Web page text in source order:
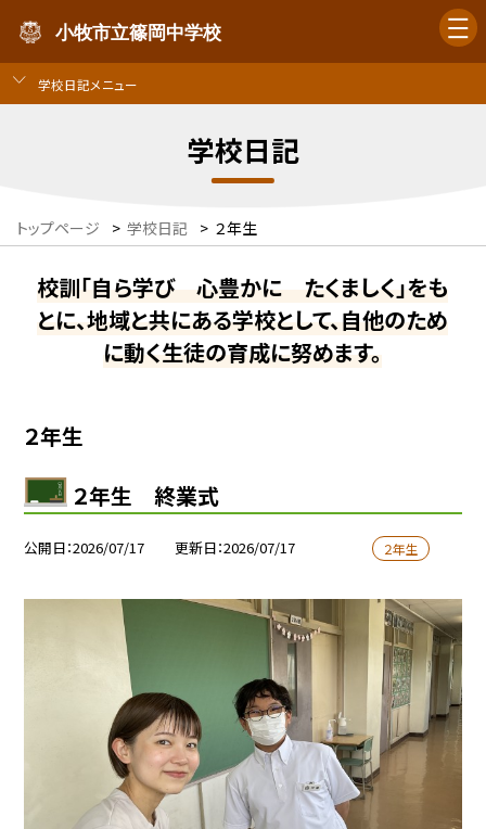
小牧市立篠岡中学校
学校日記メニュー
学校日記
トップページ > 学校日記 > ２年生
校訓「自ら学び 心豊かに たくましく」をも
とに、地域と共にある学校として、自他のため
に動く生徒の育成に努めます。
２年生
２年生 終業式
公開日 2026/07/17 更新日 2026/07/17 ２年生